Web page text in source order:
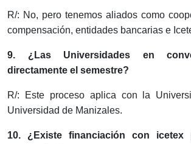
R/: No, pero tenemos aliados como
compensación, entidades bancarias e
9. ¿Las Universidades en
directamente el semestre?
R/: Este proceso aplica con la
Universidad de Manizales.
10. ¿Existe financiación con